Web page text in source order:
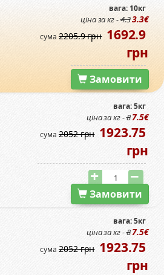
вага: 10кг
ціна за кг -4.33.3€
сума2205.9 грн 1692.9
грн
Замовити
вага: 5кг
ціна за кг -87.5€
сума2052 грн 1923.75
грн
Замовити
вага: 5кг
ціна за кг -87.5€
сума2052 грн 1923.75
грн